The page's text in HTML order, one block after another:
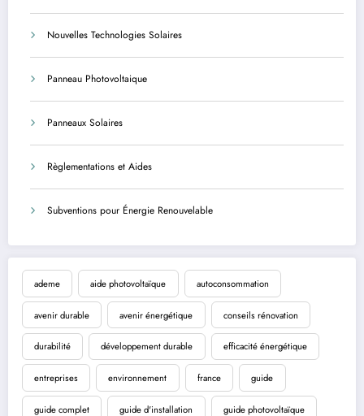
Nouvelles Technologies Solaires
Panneau Photovoltaique
Panneaux Solaires
Règlementations et Aides
Subventions pour Énergie Renouvelable
ademe aide photovoltaïque autoconsommation
avenir durable avenir énergétique conseils rénovation
durabilité développement durable efficacité énergétique
entreprises environnement france guide
guide complet guide d'installation guide photovoltaïque